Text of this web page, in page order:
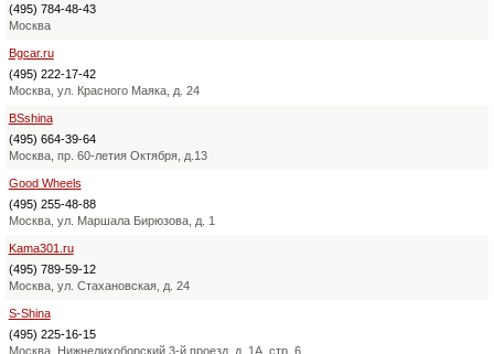
(495) 784-48-43
Москва
Bgcar.ru
(495) 222-17-42
Москва, ул. Красного Маяка, д. 24
BSshina
(495) 664-39-64
Москва, пр. 60-летия Октября, д.13
Good Wheels
(495) 255-48-88
Москва, ул. Маршала Бирюзова, д. 1
Kama301.ru
(495) 789-59-12
Москва, ул. Стахановская, д. 24
S-Shina
(495) 225-16-15
Москва, Нижнелихоборский 3-й проезд, д. 1А, стр. 6